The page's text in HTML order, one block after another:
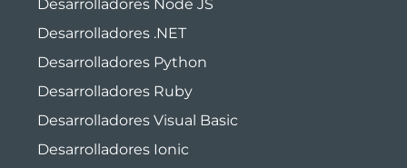
Desarrolladores Node JS
Desarrolladores .NET
Desarrolladores Python
Desarrolladores Ruby
Desarrolladores Visual Basic
Desarrolladores Ionic